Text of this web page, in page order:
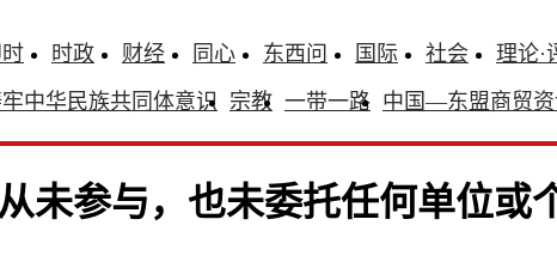
时政 财经 同心 东西问 国际 社会 理论·
中华民族共同体意识 宗教 一带一路 中国—东盟商贸资
未参与，也未委托任何单位或